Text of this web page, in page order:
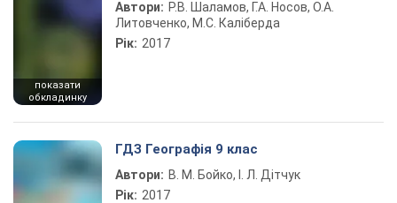
показати
обкладинку
Автори: Р.В. Шаламов, Г.А. Носов, О.А.
Литовченко, М.С. Каліберда
Рік: 2017
ГДЗ Географія 9 клас
Автори: В. М. Бойко, І. Л. Дітчук
Рік: 2017